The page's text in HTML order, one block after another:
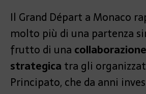
Il Grand Départ a Monaco
molto più di una partenza
frutto di una
strategica tra gli
Principato, che da anni